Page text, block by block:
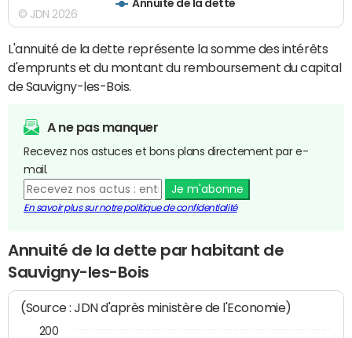
Annuité de la dette
© JDN 2026
L'annuité de la dette représente la somme des intérêts
d'emprunts et du montant du remboursement du capital
de Sauvigny-les-Bois.
A ne pas manquer
Recevez nos astuces et bons plans directement par e-
mail.
Je m'abonne
En savoir plus sur notre politique de confidentialité
Annuité de la dette par habitant de
Sauvigny-les-Bois
(Source : JDN d'après ministère de l'Economie)
200